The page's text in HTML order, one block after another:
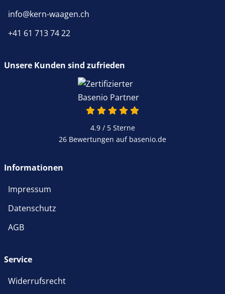
info@kern-waagen.ch
+41 61 713 74 22
Unsere Kunden sind zufrieden
4.9 / 5Sterne
26 Bewertungen auf basenio.de
Informationen
Impressum
Datenschutz
AGB
Service
Widerrufsrecht